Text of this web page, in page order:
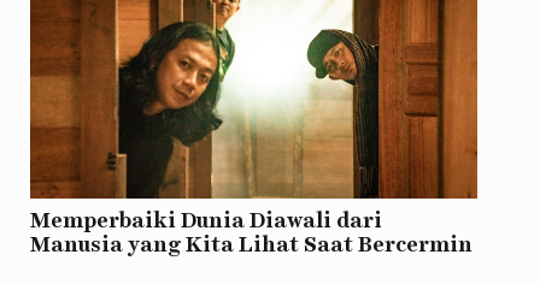
Memperbaiki Dunia Diawali dari
Manusia yang Kita Lihat Saat Bercermin